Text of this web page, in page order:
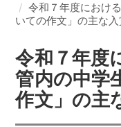
令和７年度におけ
いての作文」の主な
令和７年度
管内の中学
作文」の主